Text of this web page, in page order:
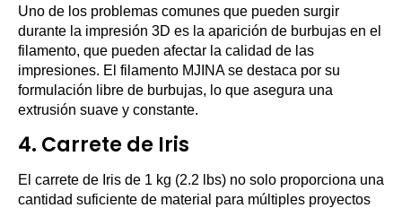
Uno de los problemas comunes que pueden surgir
durante la impresión 3D es la aparición de burbujas en el
filamento, que pueden afectar la calidad de las
impresiones. El filamento MJINA se destaca por su
formulación libre de burbujas, lo que asegura una
extrusión suave y constante.
4. Carrete de Iris
El carrete de Iris de 1 kg (2.2 lbs) no solo proporciona una
cantidad suficiente de material para múltiples proyectos